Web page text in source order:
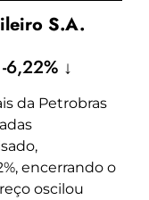
S.A.
-6,22% ↓
da Petrobras
encerrando o
oscilou